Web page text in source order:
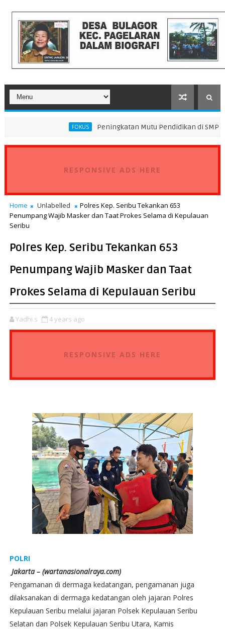
Peningkatan Mutu Pendidikan di SMP Darus Syifa
RESPONSIVE ADS HERE
Home Unlabelled
Polres Kep. Seribu Tekankan 653
Penumpang Wajib Masker dan Taat Prokes Selama di Kepulauan
Seribu
Polres Kep. Seribu Tekankan 653
Penumpang Wajib Masker dan Taat
Prokes Selama di Kepulauan Seribu
Yadhi.s 4 years ago
RESPONSIVE ADS HERE
POLRI
Jakarta – (wartanasionalraya.com)
Pengamanan di dermaga kedatangan, pengamanan juga
dilaksanakan di dermaga kedatangan oleh jajaran Polres
Kepulauan Seribu melalui jajaran Polsek Kepulauan Seribu
Selatan dan Polsek Kepulauan Seribu Utara, Kamis